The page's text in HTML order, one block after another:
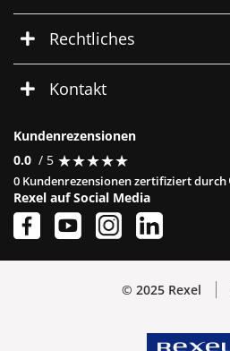
Rechtliches
Kontakt
Kundenrezensionen
0.0 / 5 ★★★★★
★★★★★
0 Kundenrezensionen zertifiziert durch
Rexel auf Social Media
© 2025 Rexel